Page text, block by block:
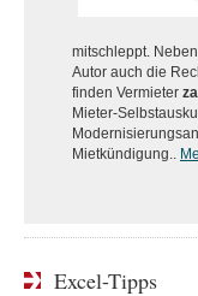
mitschleppt.
Autor auch die
finden Vermieter
Mieter-
Mietkündigung..
Excel-Tipps